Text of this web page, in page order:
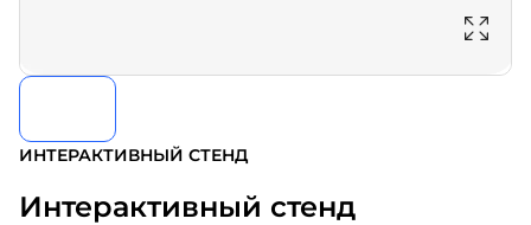
ИНТЕРАКТИВНЫЙ СТЕНД
Интерактивный стенд